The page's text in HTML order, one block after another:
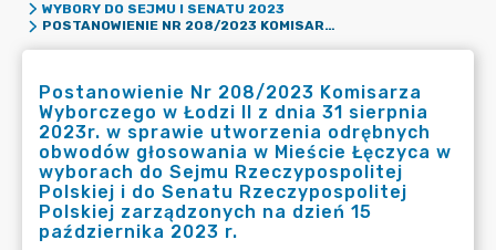
WYBORY DO SEJMU I SENATU 2023
POSTANOWIENIE NR 208/2023 KOMISARZA WYBORCZEGO W ŁODZI II Z DNIA 31 SIERPNIA 2023R. W SPRAWIE UTWORZENIA ODRĘBNYCH OBWODÓW GŁOSOWANIA W MIEŚCIE ŁĘCZYCA W WYBORACH DO SEJMU RZECZYPOSPOLITEJ POLSKIEJ I DO SENATU RZECZYPOSPOLITEJ POLSKIEJ ZARZĄDZONYCH NA DZIEŃ 15 PAŹDZIERNIKA 2023 R.
Postanowienie Nr 208/2023 Komisarza
Wyborczego w Łodzi II z dnia 31 sierpnia
2023r. w sprawie utworzenia odrębnych
obwodów głosowania w Mieście Łęczyca w
wyborach do Sejmu Rzeczypospolitej
Polskiej i do Senatu Rzeczypospolitej
Polskiej zarządzonych na dzień 15
października 2023 r.